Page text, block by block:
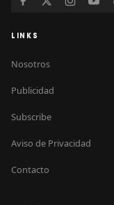
LINKS
Nosotros
Publicidad
Subscribe
Aviso de Privacidad
Contacto